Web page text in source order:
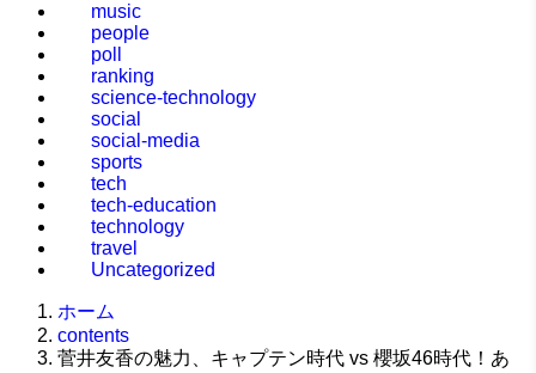
music
people
poll
ranking
science-technology
social
social-media
sports
tech
tech-education
technology
travel
Uncategorized
ホーム
contents
菅井友香の魅力、キャプテン時代 vs 櫻坂46時代！あ